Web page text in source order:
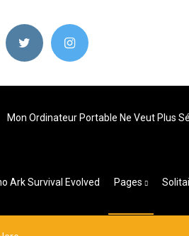
Mon Ordinateur Portable Ne Veut Plus
Ark Survival Evolved Pages